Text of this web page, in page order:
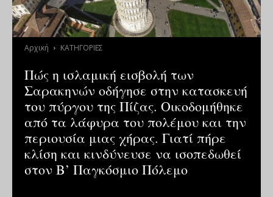
Αρχική ΚΑΤΗΓΟΡΙΕΣ
Πώς η ισλαμική εισβολή των
Σαρακηνών οδήγησε στην κατασκευή
του πύργου της Πίζας. Οικοδομήθηκε
από τα λάφυρα του πολέμου και την
περιουσία μιας χήρας. Γιατί πήρε
κλίση και κινδύνευσε να ισοπεδωθεί
στον Β’ Παγκόσμιο Πόλεμο